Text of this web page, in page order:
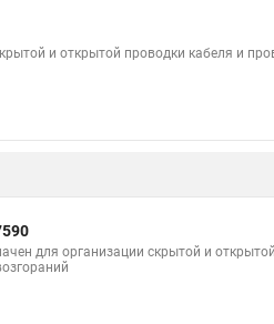
и открытой проводки кабеля и
для организации скрытой и